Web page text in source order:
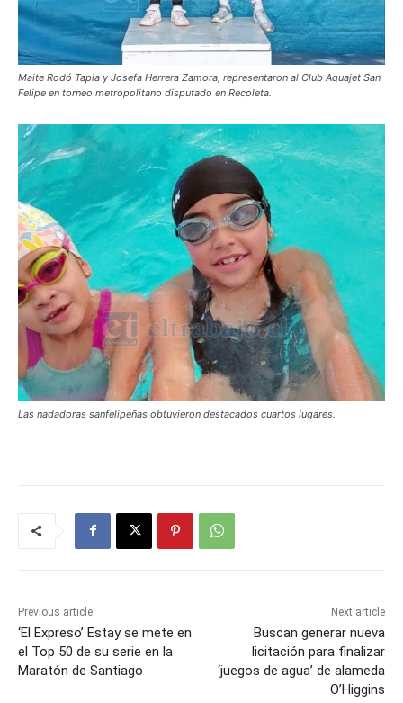
Maite Rodó Tapia y Josefa Herrera Zamora, representaron al Club Aquajet San
Felipe en torneo metropolitano disputado en Recoleta.
Las nadadoras sanfelipeñas obtuvieron destacados cuartos lugares.
Previous article
‘El Expreso’ Estay se mete en
el Top 50 de su serie en la
Maratón de Santiago
Next article
Buscan generar nueva
licitación para finalizar
‘juegos de agua’ de alameda
O’Higgins